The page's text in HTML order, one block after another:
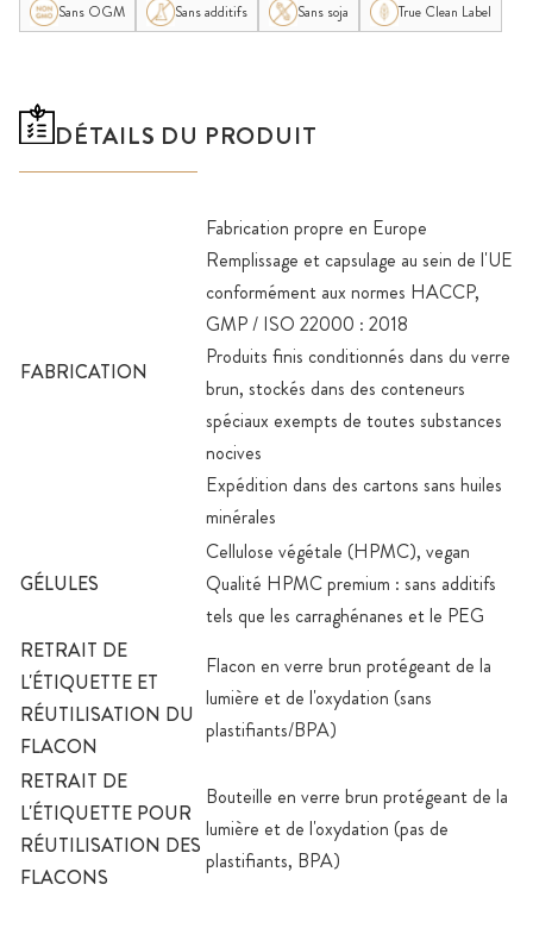
Sans OGM
Sans additifs Sans soja True Clean Label
DÉTAILS DU PRODUIT
FABRICATION
Fabrication propre en Europe
Remplissage et capsulage au sein de l'UE
conformément aux normes HACCP,
GMP / ISO 22000 : 2018
Produits finis conditionnés dans du verre
brun, stockés dans des conteneurs
spéciaux exempts de toutes substances
nocives
Expédition dans des cartons sans huiles
minérales
GÉLULES
Cellulose végétale (HPMC), vegan
Qualité HPMC premium : sans additifs
tels que les carraghénanes et le PEG
RETRAIT DE
L'ÉTIQUETTE ET
RÉUTILISATION DU
FLACON
Flacon en verre brun protégeant de la
lumière et de l'oxydation (sans
plastifiants/BPA)
RETRAIT DE
L'ÉTIQUETTE POUR
RÉUTILISATION DES
FLACONS
Bouteille en verre brun protégeant de la
lumière et de l'oxydation (pas de
plastifiants, BPA)